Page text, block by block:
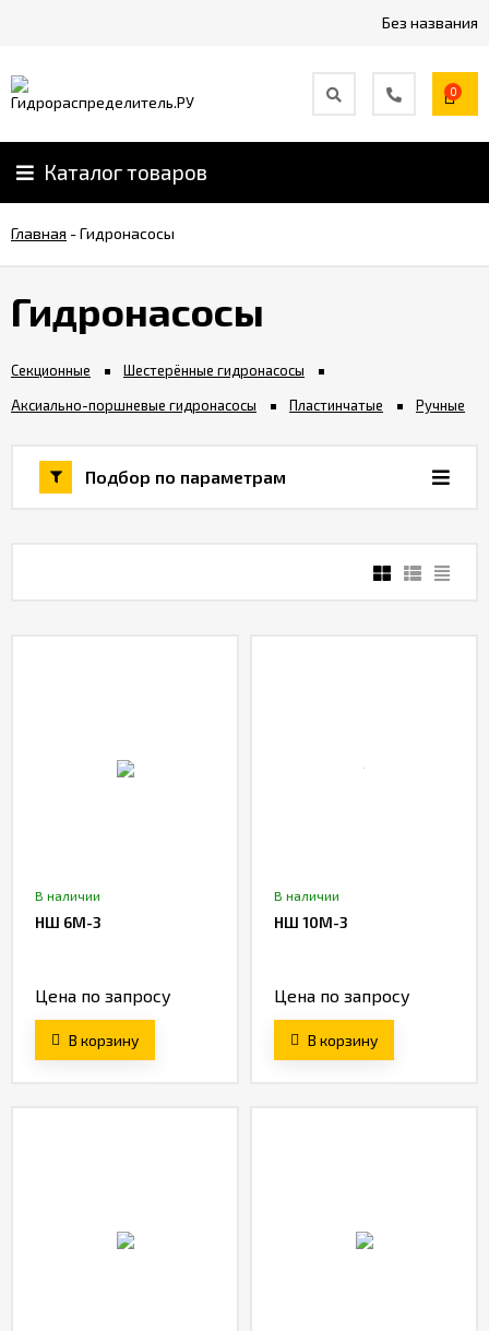
Без названия
0
Каталог товаров
Главная -Гидронасосы
Гидронасосы
Секционные
Шестерённые гидронасосы
Аксиально-поршневые гидронасосы
Пластинчатые Ручные
Подбор по параметрам
В наличии
НШ 6М-3
Цена по запросу
В корзину
В наличии
НШ 10М-3
Цена по запросу
В корзину